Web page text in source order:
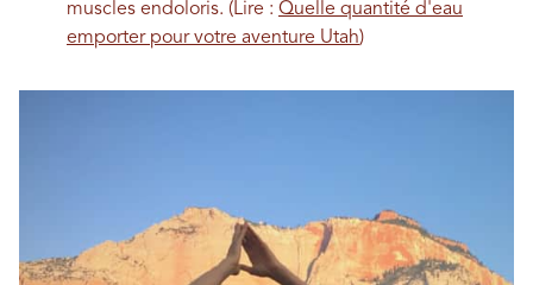
muscles endoloris. (Lire : Quelle quantité d'eau
emporter pour votre aventure Utah)